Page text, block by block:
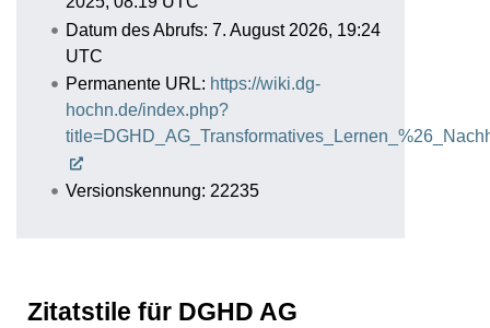
Datum des Abrufs: 7. August 2026, 19:24
UTC
Permanente URL: https://wiki.dg-
hochn.de/index.php?
Versionskennung: 22235
Zitatstile für DGHD AG